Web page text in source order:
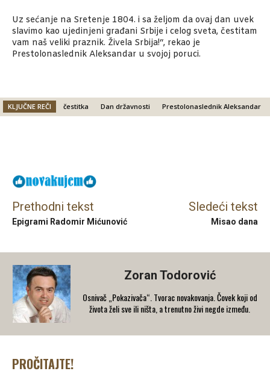
Uz sećanje na Sretenje 1804. i sa željom da ovaj dan uvek
slavimo kao ujedinjeni građani Srbije i celog sveta, čestitam
vam naš veliki praznik. Živela Srbija!“, rekao je
Prestolonaslednik Aleksandar u svojoj poruci.
KLJUČNE REČI čestitka Dan državnosti Prestolonaslednik Aleksandar
Prethodni tekst
Epigrami Radomir Mićunović
Sledeći tekst
Misao dana
Zoran Todorović
Osnivač „Pokazivača“. Tvorac novakovanja. Čovek koji od
života želi sve ili ništa, a trenutno živi negde između.
PROČITAJTE!